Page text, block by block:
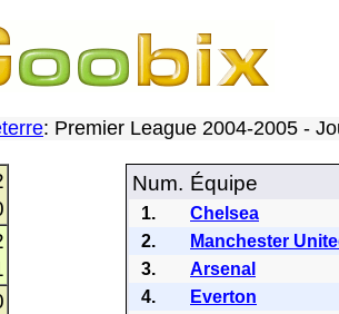
: Premier League 2004-2005 -
Num. Équipe
1. Chelsea
2.
Manchester
3.
Arsenal
4.
Everton